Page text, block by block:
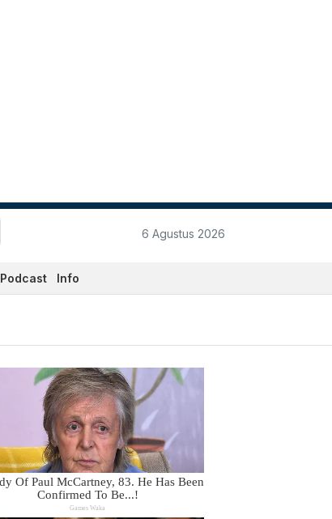
6 Agustus 2026
Podcast Info